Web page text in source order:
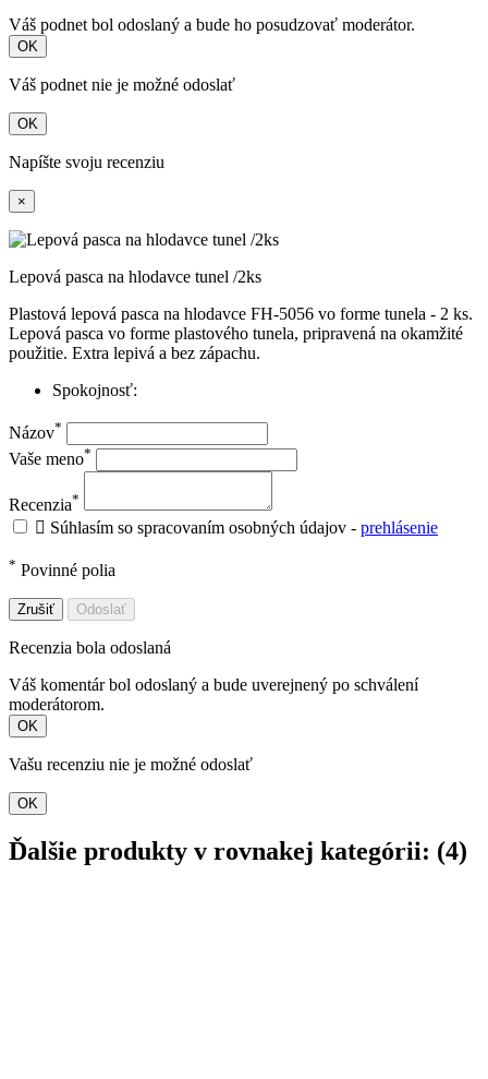
Váš podnet bol odoslaný a bude ho posudzovať moderátor.
OK
Váš podnet nie je možné odoslať
OK
Napíšte svoju recenziu
×
Lepová pasca na hlodavce tunel /2ks
Plastová lepová pasca na hlodavce FH-5056 vo forme tunela - 2 ks.
Lepová pasca vo forme plastového tunela, pripravená na okamžité
použitie. Extra lepivá a bez zápachu.
Spokojnosť:
Názov*
Vaše meno*
Recenzia*
 Súhlasím so spracovaním osobných údajov - prehlásenie
* Povinné polia
Zrušiť Odoslať
Recenzia bola odoslaná
Váš komentár bol odoslaný a bude uverejnený po schválení
moderátorom.
OK
Vašu recenziu nie je možné odoslať
OK
Ďalšie produkty v rovnakej kategórii: (4)